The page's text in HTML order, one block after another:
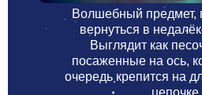
Волшебный предмет,
вернуться в
Выглядит как
посаженные на ось,
очередь крепится на
цепочке.